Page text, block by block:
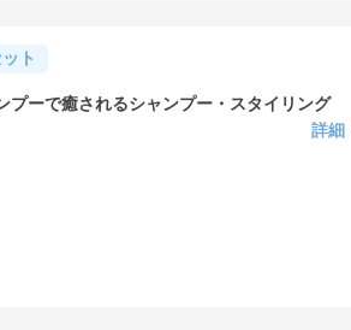
ト
プーで癒されるシャンプー・スタイリング
詳細